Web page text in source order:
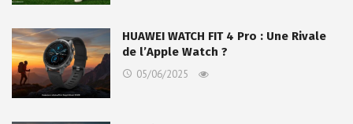
HUAWEI WATCH FIT 4 Pro : Une Rivale
de l’Apple Watch ?
05/06/2025